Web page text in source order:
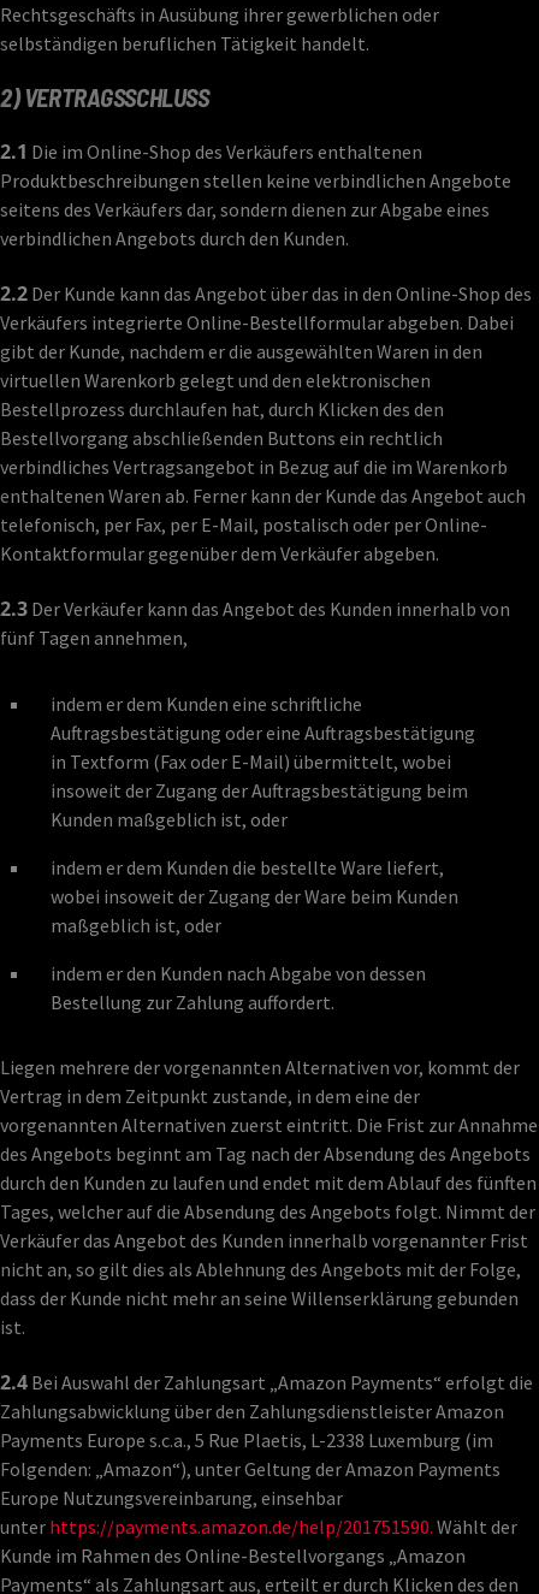
Rechtsgeschäfts in Ausübung ihrer gewerblichen oder
selbständigen beruflichen Tätigkeit handelt.
2) VERTRAGSSCHLUSS
2.1 Die im Online-Shop des Verkäufers enthaltenen
Produktbeschreibungen stellen keine verbindlichen Angebote
seitens des Verkäufers dar, sondern dienen zur Abgabe eines
verbindlichen Angebots durch den Kunden.
2.2 Der Kunde kann das Angebot über das in den Online-Shop des
Verkäufers integrierte Online-Bestellformular abgeben. Dabei
gibt der Kunde, nachdem er die ausgewählten Waren in den
virtuellen Warenkorb gelegt und den elektronischen
Bestellprozess durchlaufen hat, durch Klicken des den
Bestellvorgang abschließenden Buttons ein rechtlich
verbindliches Vertragsangebot in Bezug auf die im Warenkorb
enthaltenen Waren ab. Ferner kann der Kunde das Angebot auch
telefonisch, per Fax, per E-Mail, postalisch oder per Online-
Kontaktformular gegenüber dem Verkäufer abgeben.
2.3 Der Verkäufer kann das Angebot des Kunden innerhalb von
fünf Tagen annehmen,
indem er dem Kunden eine schriftliche
Auftragsbestätigung oder eine Auftragsbestätigung
in Textform (Fax oder E-Mail) übermittelt, wobei
insoweit der Zugang der Auftragsbestätigung beim
Kunden maßgeblich ist, oder
indem er dem Kunden die bestellte Ware liefert,
wobei insoweit der Zugang der Ware beim Kunden
maßgeblich ist, oder
indem er den Kunden nach Abgabe von dessen
Bestellung zur Zahlung auffordert.
Liegen mehrere der vorgenannten Alternativen vor, kommt der
Vertrag in dem Zeitpunkt zustande, in dem eine der
vorgenannten Alternativen zuerst eintritt. Die Frist zur Annahme
des Angebots beginnt am Tag nach der Absendung des Angebots
durch den Kunden zu laufen und endet mit dem Ablauf des fünften
Tages, welcher auf die Absendung des Angebots folgt. Nimmt der
Verkäufer das Angebot des Kunden innerhalb vorgenannter Frist
nicht an, so gilt dies als Ablehnung des Angebots mit der Folge,
dass der Kunde nicht mehr an seine Willenserklärung gebunden
ist.
2.4 Bei Auswahl der Zahlungsart „Amazon Payments“ erfolgt die
Zahlungsabwicklung über den Zahlungsdienstleister Amazon
Payments Europe s.c.a., 5 Rue Plaetis, L-2338 Luxemburg (im
Folgenden: „Amazon“), unter Geltung der Amazon Payments
Europe Nutzungsvereinbarung, einsehbar
unter https://payments.amazon.de/help/201751590. Wählt der
Kunde im Rahmen des Online-Bestellvorgangs „Amazon
Payments“ als Zahlungsart aus, erteilt er durch Klicken des den